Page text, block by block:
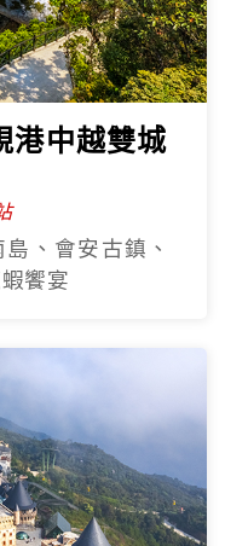
港中越雙城
、會安古鎮、
饗宴